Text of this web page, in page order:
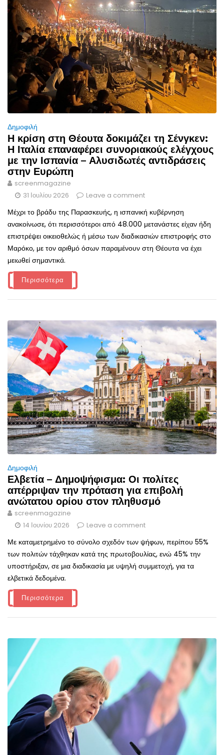
Δημοφιλή
Η κρίση στη Θέουτα δοκιμάζει τη Σένγκεν:
Η Ιταλία επαναφέρει συνοριακούς ελέγχους
με την Ισπανία – Αλυσιδωτές αντιδράσεις
στην Ευρώπη
screenmagazine
31 Ιουλίου 2026
Leave a comment
Μέχρι το βράδυ της Παρασκευής, η ισπανική κυβέρνηση
ανακοίνωσε, ότι περισσότεροι από 48.000 μετανάστες είχαν ήδη
επιστρέψει οικειοθελώς ή μέσω των διαδικασιών επιστροφής στο
Μαρόκο, με τον αριθμό όσων παραμένουν στη Θέουτα να έχει
μειωθεί σημαντικά.
Περισσότερα
Δημοφιλή
Ελβετία – Δημοψήφισμα: Οι πολίτες
απέρριψαν την πρόταση για επιβολή
ανώτατου ορίου στον πληθυσμό
screenmagazine
14 Ιουνίου 2026
Leave a comment
Με καταμετρημένο το σύνολο σχεδόν των ψήφων, περίπου 55%
των πολιτών τάχθηκαν κατά της πρωτοβουλίας, ενώ 45% την
υποστήριξαν, σε μια διαδικασία με υψηλή συμμετοχή, για τα
ελβετικά δεδομένα.
Περισσότερα